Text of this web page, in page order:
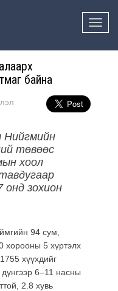
Toggle
байна
Нийгмийн
төвөөс
хоол
онд зохион
94 сум,
хорооны 5 хүртэлх
хүүхдийг
6–11 насны
2.8 хувь